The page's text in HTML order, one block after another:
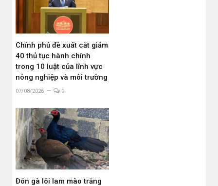
Chính phủ đề xuất cắt giảm
40 thủ tục hành chính
trong 10 luật của lĩnh vực
nông nghiệp và môi trường
07/08/2026 0
Đón gà lôi lam mào trắng